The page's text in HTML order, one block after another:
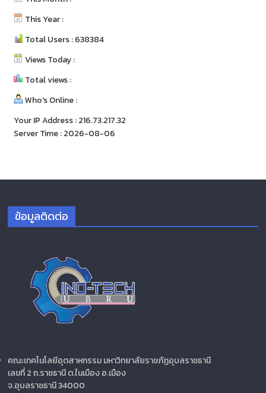
This Year :
Total Users : 638384
Views Today :
Total views :
Who's Online :
Your IP Address : 216.73.217.32
Server Time : 2026-08-06
ข้อมูลติดต่อ
คณะเทคโนโลยีอุตสาหกรรม มหาวิทยาลัยราชภัฏอุบลราชธานี
เลขที่ 2 ถ.ราชธานี ต.ในเมือง อ.เมือง
จ.อุบลราชธานี 34000